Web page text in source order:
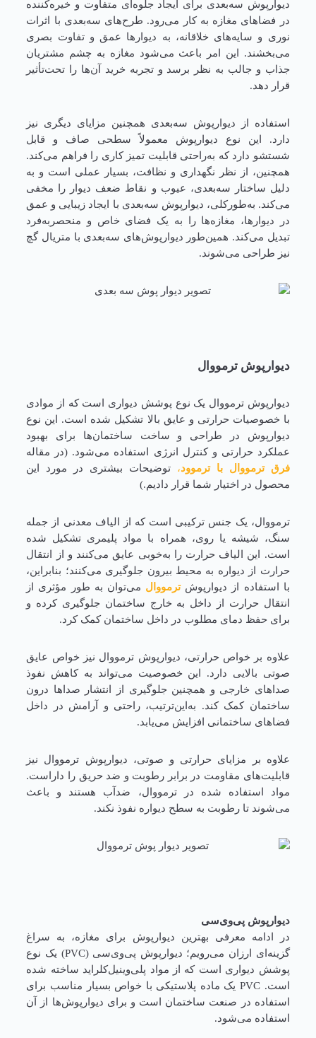
دیوارپوش سه‌بعدی برای ایجاد جلوه‌ای متفاوت و خیره‌کننده
در فضاهای مغازه به کار می‌رود. طرح‌های سه‌بعدی با اثرات
نوری و سایه‌های خلاقانه، به دیوارها عمق و تفاوت بصری
می‌بخشند. این امر باعث می‌شود مغازه به چشم مشتریان
جذاب و جالب به نظر برسد و تجربه خرید آن‌ها را تحت‌تأثیر
قرار دهد.
استفاده از دیوارپوش سه‌بعدی همچنین مزایای دیگری نیز
دارد. این نوع دیوارپوش معمولاً سطحی صاف و قابل
شستشو دارد که به‌راحتی قابلیت تمیز کاری را فراهم می‌کند.
همچنین، از نظر نگهداری و نظافت، بسیار عملی است و به
دلیل ساختار سه‌بعدی، عیوب و نقاط ضعف دیوار را مخفی
می‌کند. به‌طورکلی، دیوارپوش سه‌بعدی با ایجاد زیبایی و عمق
در دیوارها، مغازه‌ها را به یک فضای خاص و منحصربه‌فرد
تبدیل می‌کند. همین‌طور دیوارپوش‌های سه‌بعدی با متریال گچ
نیز طراحی می‌شوند.
دیوارپوش ترمووال
دیوارپوش ترمووال یک نوع پوشش دیواری است که از موادی
با خصوصیات حرارتی و عایق بالا تشکیل شده است. این نوع
دیوارپوش در طراحی و ساخت ساختمان‌ها برای بهبود
عملکرد حرارتی و کنترل انرژی استفاده می‌شود. (در مقاله
فرق ترمووال با ترموود، توضیحات بیشتری در مورد این
محصول در اختیار شما قرار دادیم.)
ترمووال، یک جنس ترکیبی است که از الیاف معدنی از جمله
سنگ‌، شیشه‌ یا روی، همراه با مواد پلیمری تشکیل شده
است. این الیاف حرارت را به‌خوبی عایق می‌کنند و از انتقال
حرارت از دیواره به محیط بیرون جلوگیری می‌کنند؛ بنابراین،
با استفاده از دیوارپوشترمووال می‌توان به طور مؤثری از
انتقال حرارت از داخل به خارج ساختمان جلوگیری کرده و
برای حفظ دمای مطلوب در داخل ساختمان کمک کرد.
علاوه بر خواص حرارتی، دیوارپوش ترمووال نیز خواص عایق‌
صوتی بالایی دارد. این خصوصیت می‌تواند به کاهش نفوذ
صداهای خارجی و همچنین جلوگیری از انتشار صداها درون
ساختمان کمک کند. به‌این‌ترتیب، راحتی و آرامش در داخل
فضاهای ساختمانی افزایش می‌یابد.
علاوه بر مزایای حرارتی و صوتی، دیوارپوش ترمووال نیز
قابلیت‌های مقاومت در برابر رطوبت و ضد حریق را داراست.
مواد استفاده شده در ترمووال، ضدآب هستند و باعث
می‌شوند تا رطوبت به سطح دیواره نفوذ نکند.
دیوارپوش پی‌وی‌سی
در ادامه معرفی بهترین دیوارپوش برای مغازه، به سراغ
گزینه‌ای ارزان می‌رویم؛ دیوارپوش پی‌وی‌سی (PVC) یک نوع
پوشش دیواری است که از مواد پلی‌وینیل‌کلراید ساخته شده
است. PVC یک ماده پلاستیکی با خواص بسیار مناسب برای
استفاده در صنعت ساختمان است و برای دیوارپوش‌ها از آن
استفاده می‌شود.